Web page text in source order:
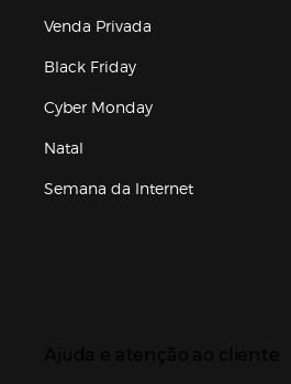
Venda Privada
Black Friday
Cyber Monday
Natal
Semana da Internet